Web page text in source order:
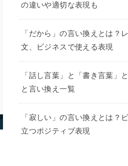
の違いや適切な表現も
「だから」の言い換えとは？
文、ビジネスで使える表現
「話し言葉」と「書き言葉」
と言い換え一覧
「寂しい」の言い換えとは？
立つポジティブ表現